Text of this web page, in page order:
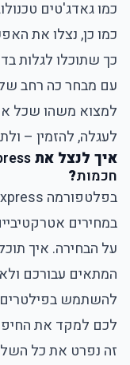
כמו גאדג'טים
כמו כן, נצלו את
כך שתוכלו לגלות
עם מבחר כה רחב
למצוא משהו שכל
לעגלה, להזמין –
איך לנצל את
חכמות?
במחירים
על הבחירה. איך
המתאים עבורכם
להשתמש בפילטרים
לכם למקד את
זה נפרט את כל